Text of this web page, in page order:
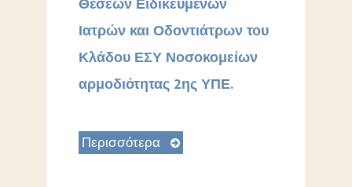
Ιατρών και Οδοντιάτρων του
Κλάδου ΕΣΥ Νοσοκομείων
αρμοδιότητας 2ης ΥΠΕ.
Περισσότερα